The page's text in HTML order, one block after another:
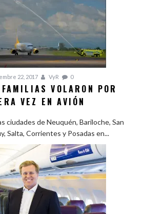
22, 2017 VyR 0
VOLARON POR
VEZ EN AVIÓN
ciudades de Neuquén, Bariloche, San
Salta, Corrientes y Posadas en...